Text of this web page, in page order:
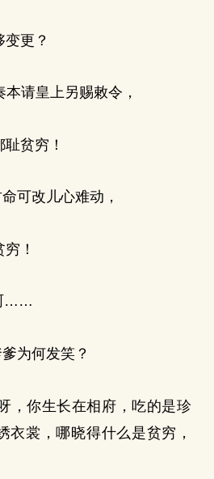
更？
本请皇上另赐敕令，
贫穷！
可改儿心难动，
！
……
为何发笑？
，你生长在相府，吃的是珍
衣裳，哪晓得什么是贫穷，